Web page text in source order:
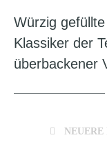
Würzig
Klassiker der
überbackener
NEUERE